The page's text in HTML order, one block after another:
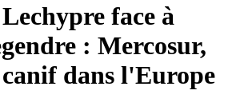
face à
: Mercosur,
dans l'Europe